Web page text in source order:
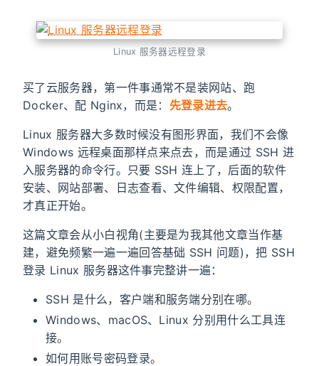
Linux 服务器远程登录
买了云服务器，第一件事通常不是装网站、跑
Docker、配 Nginx，而是： 先登录进去。
Linux 服务器大多数时候没有图形界面，我们不会像
Windows 远程桌面那样点来点去，而是通过 SSH 进
入服务器的命令行。只要 SSH 连上了，后面的软件
安装、网站部署、日志查看、文件编辑、权限配置，
才真正开始。
这篇文章会从小白视角(主要是为我其他文章当作基
建，避免频繁一遍一遍回答基础 SSH 问题)，把 SSH
登录 Linux 服务器这件事完整讲一遍：
SSH 是什么，客户端和服务端分别在哪。
Windows、macOS、Linux 分别用什么工具连
接。
如何用账号密码登录。